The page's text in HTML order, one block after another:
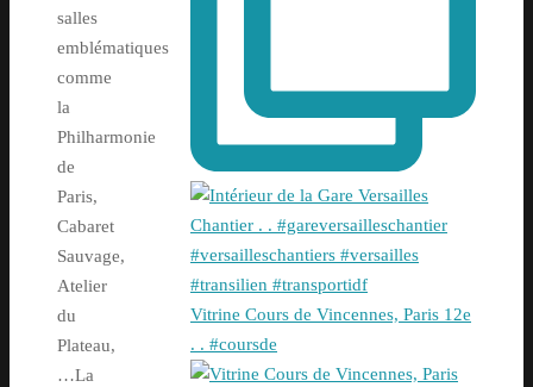
salles
emblématiques
comme
la
Philharmonie
de
Paris,
Cabaret
Sauvage,
Atelier
du
Plateau,
…La
Vitrine Cours de Vincennes, Paris 12e
. . #coursde